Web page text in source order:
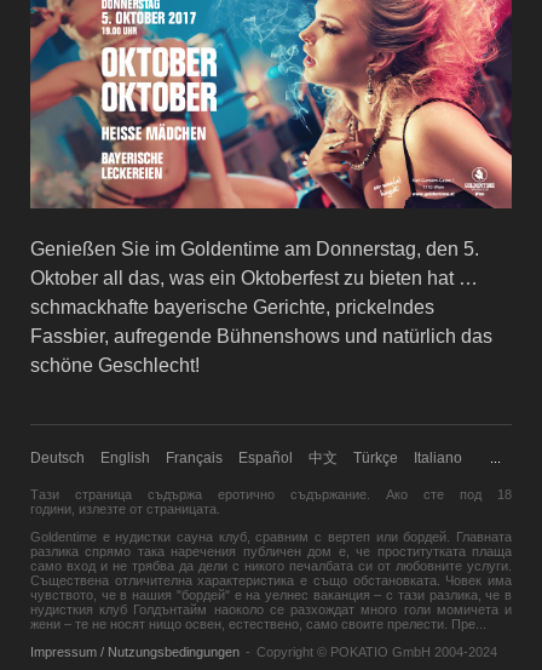
Genießen Sie im Goldentime am Donnerstag, den 5.
Oktober all das, was ein Oktoberfest zu bieten hat …
schmackhafte bayerische Gerichte, prickelndes
Fassbier, aufregende Bühnenshows und natürlich das
schöne Geschlecht!
Deutsch English Français Español 中文 Türkçe Italiano
Тази страница съдържа еротично съдържание. Ако сте под 18
години, излезте от страницата.
Goldentime е нудистки сауна клуб, сравним с вертеп или бордей. Главната
разлика спрямо така наречения публичен дом е, че проститутката плаща
само вход и не трябва да дели с никого печалбата си от любовните услуги.
Съществена отличителна характеристика е също обстановката. Човек има
чувството, че в нашия "бордей" е на уелнес ваканция – с тази разлика, че в
нудисткия клуб Голдънтайм наоколо се разхождат много голи момичета и
жени – те не носят нищо освен, естествено, само своите прелести. Пре
Impressum / Nutzungsbedingungen - Copyright © POKATIO GmbH 2004-2024